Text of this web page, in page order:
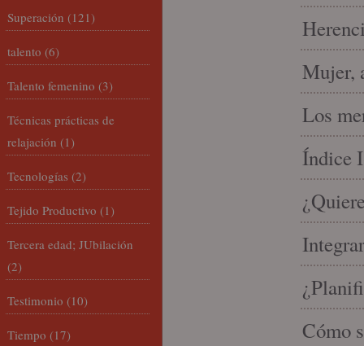
Mujer,
Los
Índice
Cómo
Superación (121)
talento (6)
Talento femenino (3)
Técnicas prácticas de
relajación (1)
Tecnologías (2)
Tejido Productivo (1)
Tercera edad; JUbilación
(2)
Testimonio (10)
Tiempo (17)